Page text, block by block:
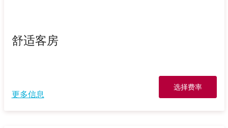
舒适客房
更多信息
选择费率